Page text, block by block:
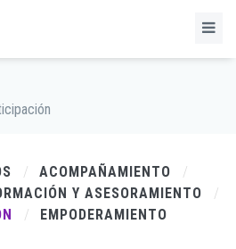
ACOMPAÑAMIENTO
Y ASESORAMIENTO
EMPODERAMIENTO